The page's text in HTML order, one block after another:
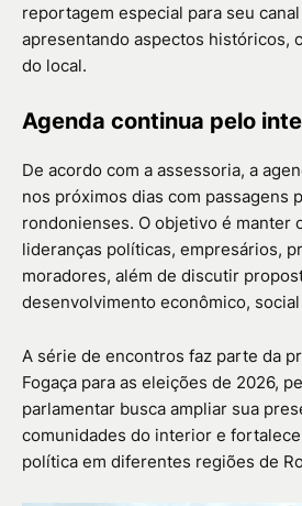
reportagem especial para seu
apresentando aspectos históricos,
do local.
Agenda continua pelo
De acordo com a assessoria, a
nos próximos dias com passagens
rondonienses. O objetivo é manter
lideranças políticas, empresários,
moradores, além de discutir
desenvolvimento econômico,
A série de encontros faz parte da
Fogaça para as eleições de 2026,
parlamentar busca ampliar sua
comunidades do interior e
política em diferentes regiões de